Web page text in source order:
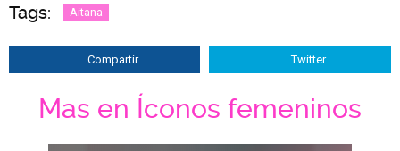
Tags: Aitana
Compartir Twitter
Mas en Íconos femeninos